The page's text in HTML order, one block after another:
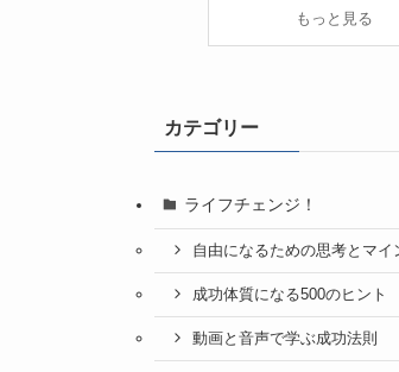
もっと見る
カテゴリー
ライフチェンジ！
自由になるための思考とマイ
成功体質になる500のヒント
動画と音声で学ぶ成功法則